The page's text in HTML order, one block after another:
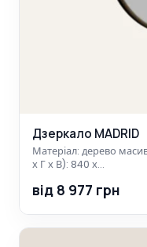
Дзеркало MADRID
Матеріал: дерево
х Г х В): 840 х…
від 8 977 грн